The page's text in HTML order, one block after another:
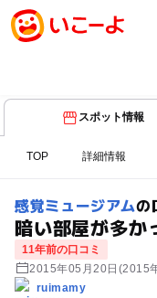
スポット情報
TOP 詳細情報
感覚ミュージアムの
暗い部屋が多か
11年前の口コミ
2015年05月20日 (2015
ruimamy